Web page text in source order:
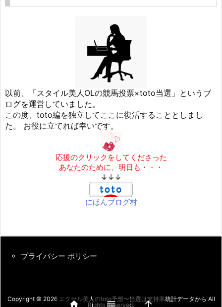
以前、「スタイル美人OLの競馬投票×toto当選」というブ
ログを運営していました。
この度、toto編を独立してここに復活することとしまし
た。 お役に立てれば幸いです。
応援のクリックをしてくださった
あなたのために、明日も・・・
↓↓↓
にほんブログ村
プライバシー ポリシー
Copyright © 2026 エクセル美人のtoto予想〜当選は支持率統計データから All
Rights Reserved.
  